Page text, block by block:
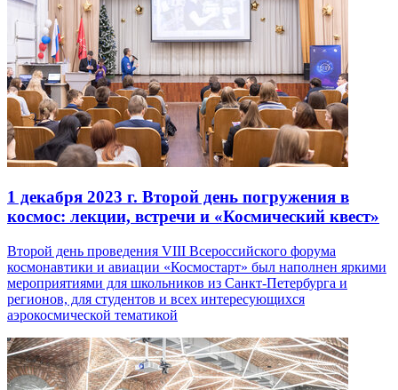
1 декабря 2023 г. Второй день погружения в
космос: лекции, встречи и «Космический квест»
Второй день проведения VIII Всероссийского форума
космонавтики и авиации «Космостарт» был наполнен яркими
мероприятиями для школьников из Санкт-Петербурга и
регионов, для студентов и всех интересующихся
аэрокосмической тематикой